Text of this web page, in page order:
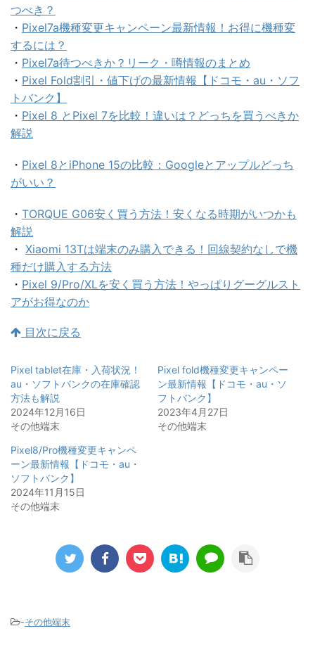
つべき？
・ Pixel7a機種変更キャンペーン最新情報！お得に機種変
するには？
・ Pixel7a待つべきか？リーク・噂情報のまとめ
・ Pixel Fold割引・値下げの最新情報【ドコモ・au・ソフ
トバンク】
・ Pixel 8 とPixel 7を比較！違いは？どっちを買うべきか
解説
・ Pixel 8とiPhone 15の比較：Googleとアップルどっち
がいい？
・ TORQUE G06安く買う方法！安くなる時期がいつかも
解説
・ Xiaomi 13Tは端末のみ購入できる！回線契約なしで機
種だけ購入する方法
・ Pixel 9/Pro/XLを安く買う方法！やっぱりグーグルスト
アがお得なのか
目次に戻る
Pixel tablet在庫・入荷状況！
au・ソフトバンクの在庫確認
方法も解説
2024年12月16日
その他端末
Pixel fold機種変更キャンペー
ン最新情報【ドコモ・au・ソ
フトバンク】
2023年4月27日
その他端末
Pixel8/Pro機種変更キャンペ
ーン最新情報【ドコモ・au・
ソフトバンク】
2024年11月15日
その他端末
-その他端末